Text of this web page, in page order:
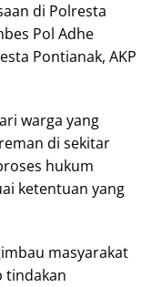
di Polresta
Pol Adhe
Pontianak, AKP
warga yang
di sekitar
hukum
ketentuan yang
masyarakat
tindakan